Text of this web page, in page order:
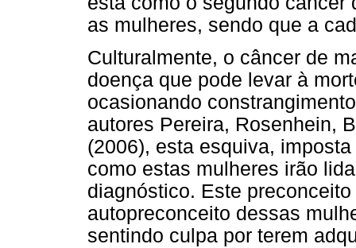
as mulheres, sendo que a
Culturalmente, o câncer de
doença que pode levar à
ocasionando
autores Pereira, Rosenhein,
(2006), esta esquiva,
como estas mulheres irão
diagnóstico. Este
autopreconceito dessas
sentindo culpa por terem